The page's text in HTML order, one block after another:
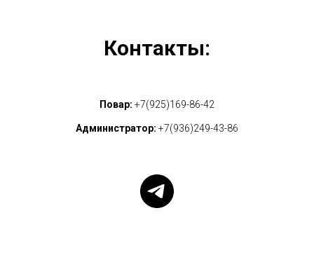
Контакты:
Повар: +7(925)169-86-42
Администратор: +7(936)249-43-86